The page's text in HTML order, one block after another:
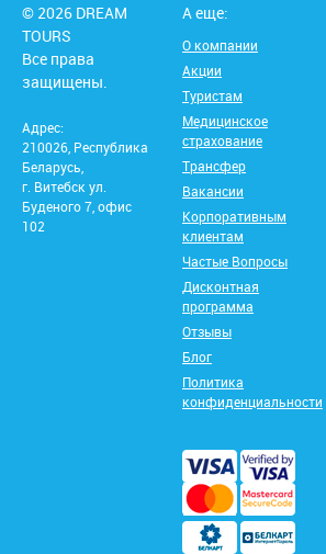
© 2026 DREAM
TOURS
Все права
защищены.
Адрес:
210026, Республика
Беларусь,
г. Витебск ул.
Буденого 7, офис
102
А еще:
О компании
Акции
Туристам
Медицинское
страхование
Трансфер
Вакансии
Корпоративным
клиентам
Частые Вопросы
Дисконтная
программа
Отзывы
Блог
Политика
конфиденциальности